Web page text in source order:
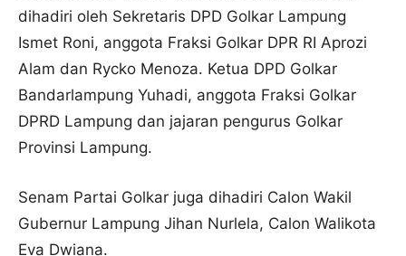
dihadiri oleh Sekretaris DPD Golkar Lampung
Ismet Roni, anggota Fraksi Golkar DPR RI Aprozi
Alam dan Rycko Menoza. Ketua DPD Golkar
Bandarlampung Yuhadi, anggota Fraksi Golkar
DPRD Lampung dan jajaran pengurus Golkar
Provinsi Lampung.
Senam Partai Golkar juga dihadiri Calon Wakil
Gubernur Lampung Jihan Nurlela, Calon Walikota
Eva Dwiana.